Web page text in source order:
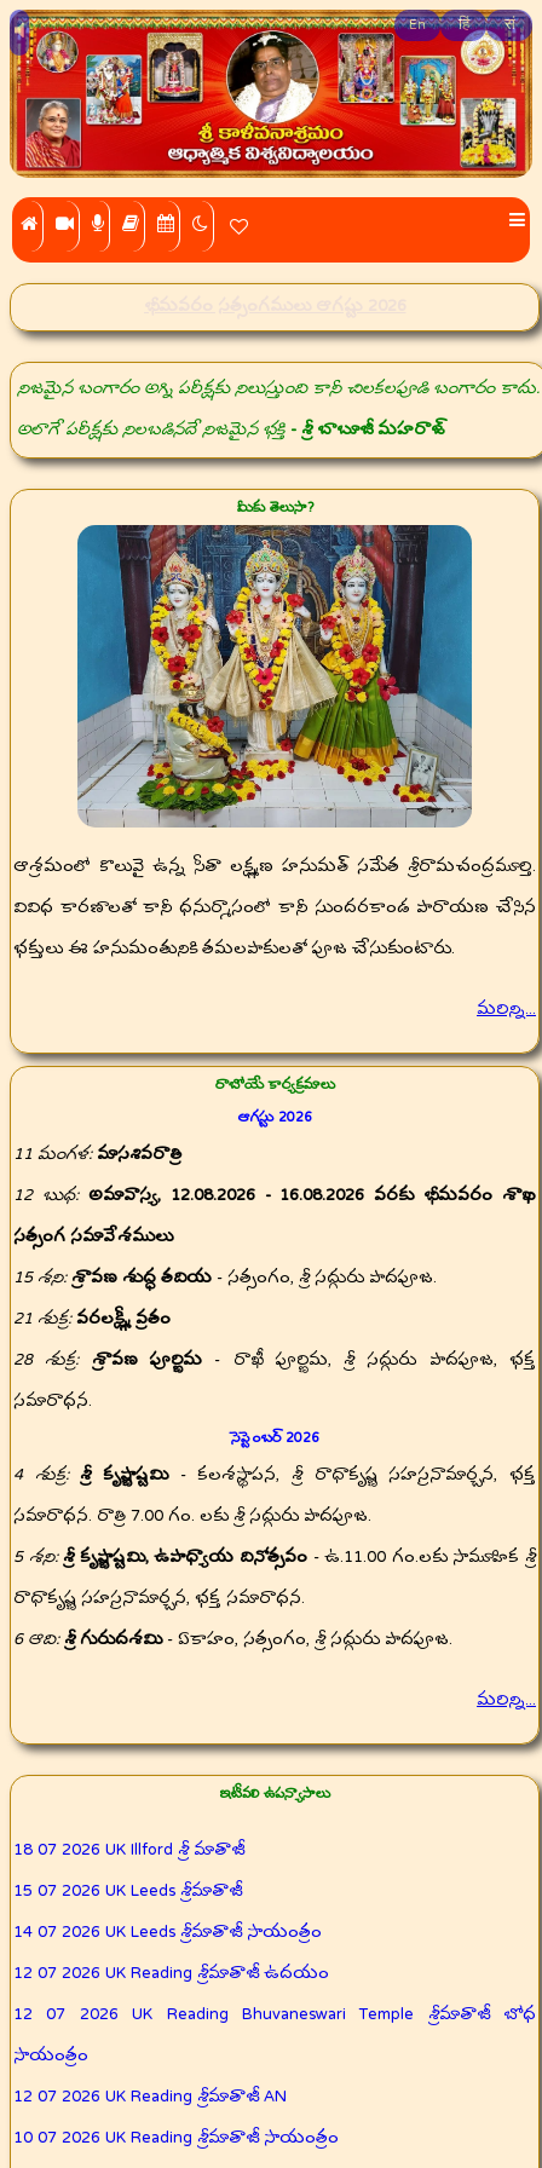
En हिं सं
నిజమైన బంగారం అగ్ని పరీక్షకు నిలుస్తుంది కానీ చిలకలపూడి బంగారం కాదు.
అలాగే పరీక్షకు నిలబడినదే నిజమైన భక్తి- శ్రీ బాబూజీ మహరాజ్
మీకు తెలుసా?
ఆశ్రమంలో కొలువై ఉన్న సీతా లక్ష్మణ హనుమత్ సమేత శ్రీరామచంద్రమూర్తి.
వివిధ కారణాలతో కానీ ధనుర్మాసంలో కానీ సుందరకాండ పారాయణ చేసిన
భక్తులు ఈ హనుమంతునికి తమలపాకులతో పూజ చేసుకుంటారు.
మరిన్ని...
రాబోయే కార్యక్రమాలు
ఆగస్టు 2026
11 మంగళ:మాసశివరాత్రి
12 బుధ: అమావాస్య, 12.08.2026 - 16.08.2026 వరకు భీమవరం శాఖ
సత్సంగ సమావేశములు
15 శని:శ్రావణ శుద్ధ తదియ- సత్సంగం, శ్రీ సద్గురు పాదపూజ.
21 శుక్ర:వరలక్ష్మీ వ్రతం
28 శుక్ర: శ్రావణ పూర్ణిమ- రాఖీ పూర్ణిమ, శ్రీ సద్గురు పాదపూజ, భక్త
సమారాధన.
సెప్టెంబర్ 2026
4 శుక్ర: శ్రీ కృష్ణాష్టమి- కలశస్థాపన, శ్రీ రాధాకృష్ణ సహస్రనామార్చన, భక్త
సమారాధన. రాత్రి 7.00 గం. లకు శ్రీ సద్గురు పాదపూజ.
5 శని:శ్రీ కృష్ణాష్టమి, ఉపాధ్యాయ దినోత్సవం- ఉ.11.00 గం.లకు సామూహిక శ్రీ
రాధాకృష్ణ సహస్రనామార్చన, భక్త సమారాధన.
6 ఆది:శ్రీ గురుదశమి- ఏకాహం, సత్సంగం, శ్రీ సద్గురు పాదపూజ.
మరిన్ని...
ఇటీవలి ఉపన్యాసాలు
18 07 2026 UK Illford శ్రీ మాతాజీ
15 07 2026 UK Leeds శ్రీమాతాజీ
14 07 2026 UK Leeds శ్రీమాతాజీ సాయంత్రం
12 07 2026 UK Reading శ్రీమాతాజీ ఉదయం
12 07 2026 UK Reading Bhuvaneswari Temple శ్రీమాతాజీ బోధ
సాయంత్రం
12 07 2026 UK Reading శ్రీమాతాజీ AN
10 07 2026 UK Reading శ్రీమాతాజీ సాయంత్రం